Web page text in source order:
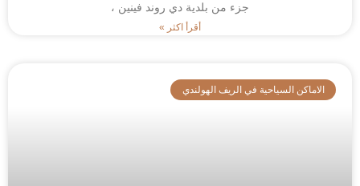
جزء من بلدية دي روند فينين ،
أقرأ اكثر »
الاماكن السياحية في الريف الهولندي